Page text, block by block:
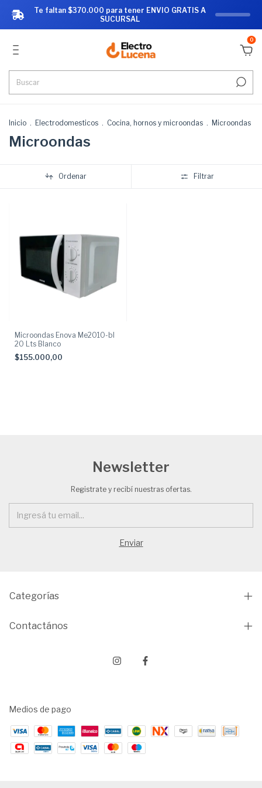
0
Inicio . Electrodomesticos . Cocina, hornos y microondas . Microondas
Microondas
Ordenar Filtrar
Microondas Enova Me2010-bl
20 Lts Blanco
$155.000,00
Newsletter
Registrate y recibí nuestras ofertas.
Categorías
Contactános
Medios de pago
Te faltan $370.000 para tener ENVIO GRATIS A
SUCURSAL